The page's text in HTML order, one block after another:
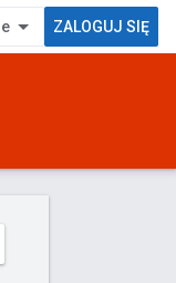
ZALOGUJ SIĘ